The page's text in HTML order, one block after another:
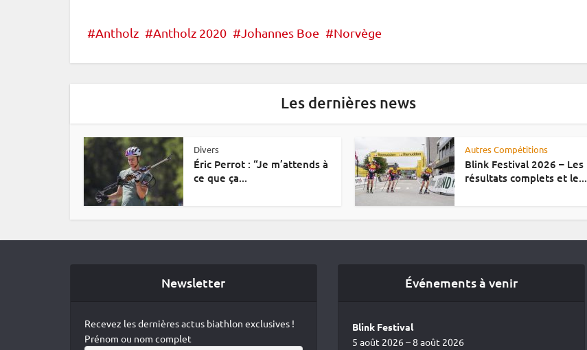
Antholz Antholz 2020 Johannes Boe Norvège
Les dernières news
Divers
Éric Perrot : “Je m’attends à
ce que ça...
Autres Compétitions
Blink Festival 2026 – Les
résultats complets et le...
Newsletter
Recevez les dernières actus biathlon exclusives !
Prénom ou nom complet
Événements à venir
Blink Festival
5 août 2026 – 8 août 2026